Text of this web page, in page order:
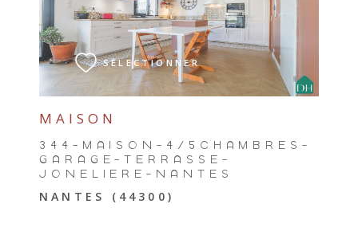
MAISON
344-MAISON-4/5CHAMBRES-
GARAGE-TERRASSE-
JONELIERE-NANTES
NANTES (44300)
SÉLECTIONNER
VOIR LE BIEN